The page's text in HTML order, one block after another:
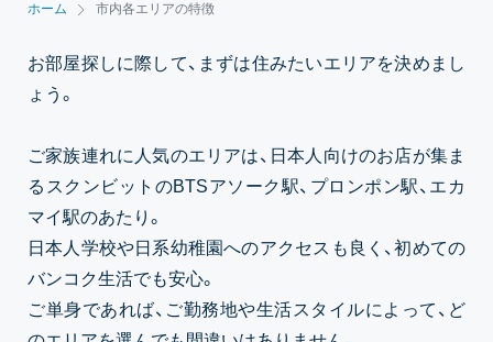
ホーム 市内各エリアの特徴
お部屋探しに際して、まずは住みたいエリアを決めまし
ょう。
ご家族連れに人気のエリアは、日本人向けのお店が集ま
るスクンビットのBTSアソーク駅、プロンポン駅、エカ
マイ駅のあたり。
日本人学校や日系幼稚園へのアクセスも良く、初めての
バンコク生活でも安心。
ご単身であれば、ご勤務地や生活スタイルによって、ど